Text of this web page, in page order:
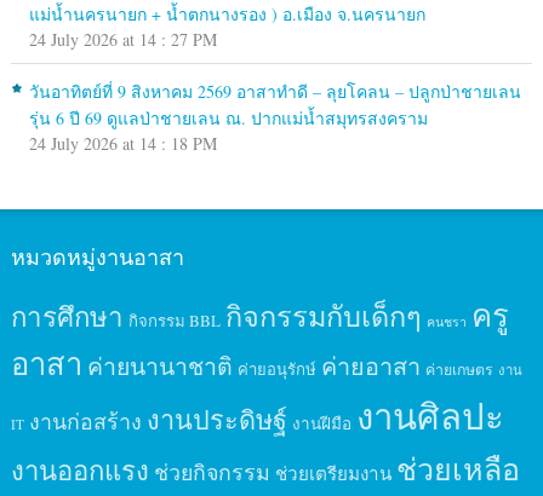
แม่น้ำนครนายก + น้ำตกนางรอง ) อ.เมือง จ.นครนายก
24 July 2026 at 14 : 27 PM
วันอาทิตย์ที่ 9 สิงหาคม 2569 อาสาทำดี – ลุยโคลน – ปลูกป่าชายเลน
รุ่น 6 ปี 69 ดูแลป่าชายเลน ณ. ปากแม่น้ำสมุทรสงคราม
24 July 2026 at 14 : 18 PM
หมวดหมู่งานอาสา
การศึกษา กิจกรรม BBL กิจกรรมกับเด็กๆ คนชรา ครู
อาสา ค่ายนานาชาติ ค่ายอนุรักษ์ ค่ายอาสา ค่ายเกษตร งาน
IT งานก่อสร้าง งานประดิษฐ์ งานฝีมือ งานศิลปะ
งานออกแรง ช่วยกิจกรรม ช่วยเตรียมงาน ช่วยเหลือ